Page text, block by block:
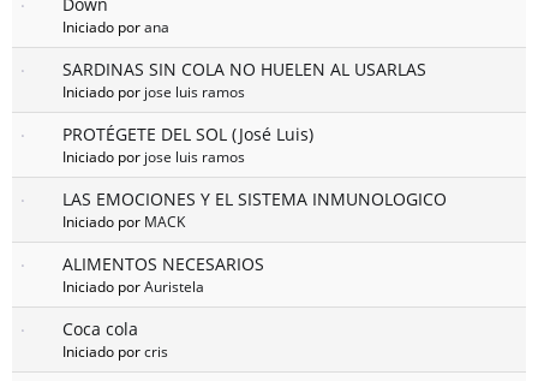
Iniciado porana
SARDINAS SIN COLA NO HUELEN AL USARLAS
Iniciado por jose luis ramos
PROTÉGETE DEL SOL (José Luis)
Iniciado por jose luis ramos
LAS EMOCIONES Y EL SISTEMA INMUNOLOGICO
Iniciado por MACK
ALIMENTOS NECESARIOS
Iniciado porAuristela
Coca cola
Iniciado porcris